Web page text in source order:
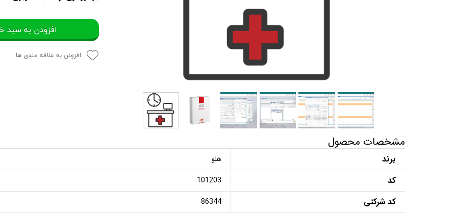
افزودن به سبد
افزودن به علاقه مندی ها
مشخصات محصول
برند هلو
کد 101203
کد شرکتی 86344